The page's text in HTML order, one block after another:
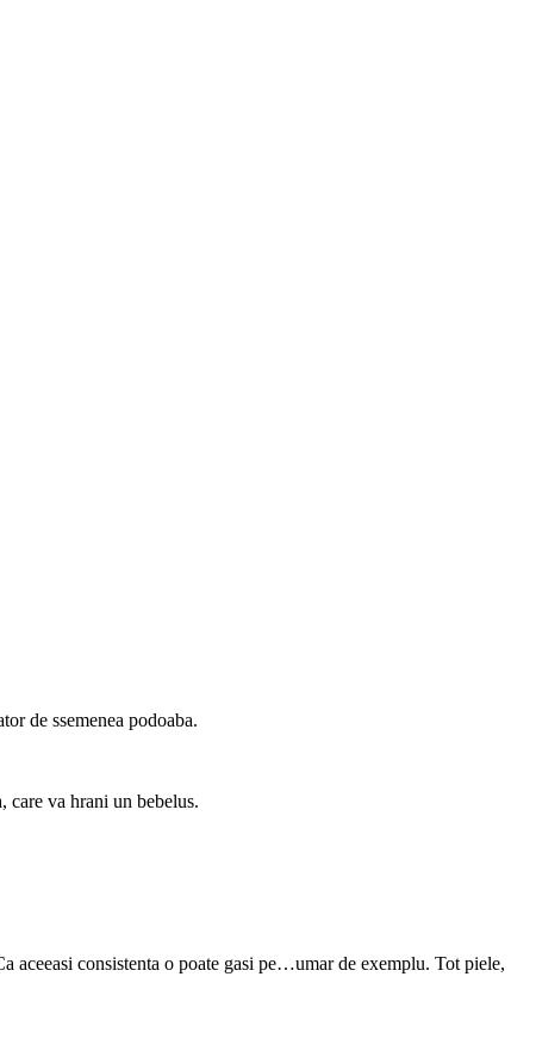
de ssemenea podoaba.
care va hrani un bebelus.
aceeasi consistenta o poate gasi pe…umar de exemplu. Tot piele,